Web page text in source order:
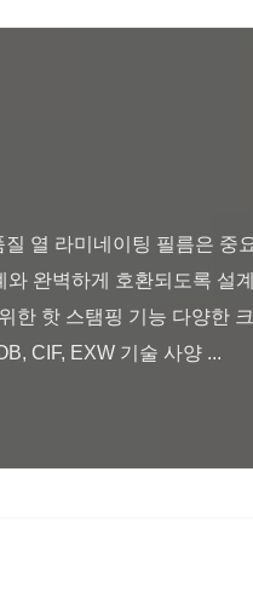
완벽하게 호환되도록 설계
한 핫 스탬핑 기능 다양한 크
CIF, EXW 기술 사양 ...